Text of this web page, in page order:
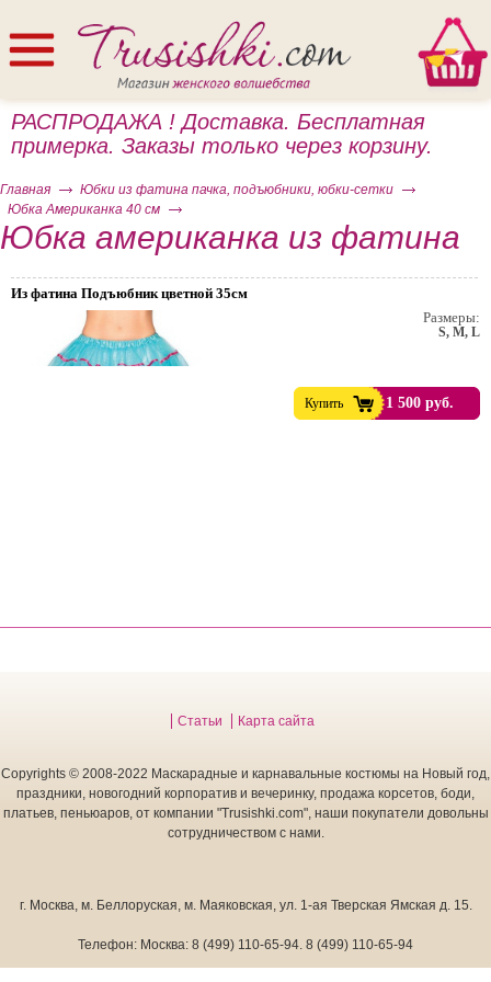
РАСПРОДАЖА ! Доставка. Бесплатная
примерка. Заказы только через корзину.
Главная
Юбки из фатина пачка, подъюбники, юбки-сетки
Юбка Американка 40 см
Юбка американка из фатина
Из фатина Подъюбник цветной 35см
Размеры:
S, M, L
Купить 1 500 руб.
Статьи Карта сайта
Copyrights © 2008-2022 Маскарадные и карнавальные костюмы на Новый год,
праздники, новогодний корпоратив и вечеринку, продажа корсетов, боди,
платьев, пеньюаров, от компании "Trusishki.com", наши покупатели довольны
сотрудничеством с нами.
г. Москва, м. Беллоруская, м. Маяковская, ул. 1-ая Тверская Ямская д. 15.
Телефон: Москва: 8 (499) 110-65-94. 8 (499) 110-65-94